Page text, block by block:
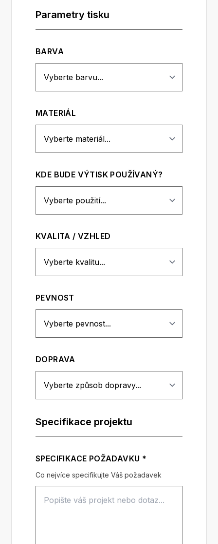
Parametry tisku
BARVA
MATERIÁL
KDE BUDE VÝTISK POUŽÍVANÝ?
KVALITA / VZHLED
PEVNOST
DOPRAVA
Specifikace projektu
SPECIFIKACE POŽADAVKU *
Co nejvíce specifikujte Váš požadavek